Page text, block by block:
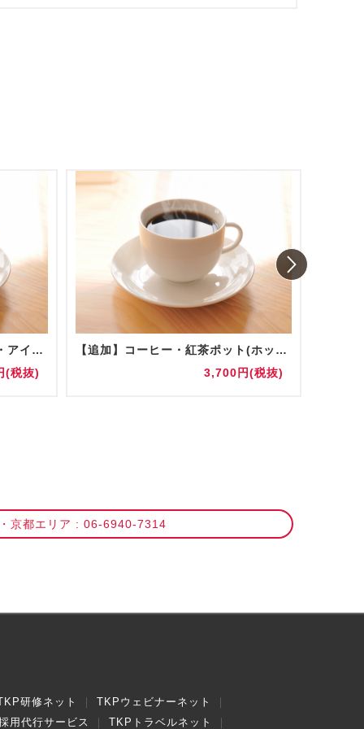
コーヒー・紅茶ポット(ホット・アイス) 陶器/グラス提供
(税抜)
【追加】コーヒー・紅茶ポット(ホット・アイス) 陶器/グラス提供
3,700円(税抜)
京都エリア : 06-6940-7314
研修ネット
TKPウェビナーネット
用代行サービス TKPトラベルネット